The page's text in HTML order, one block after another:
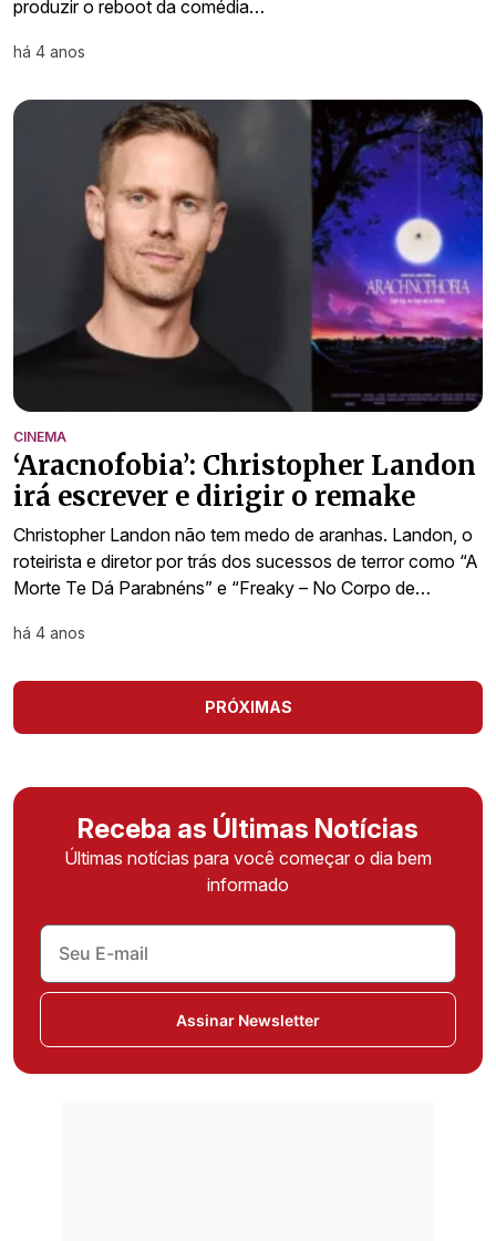
produzir o reboot da comédia…
há 4 anos
CINEMA
‘Aracnofobia’: Christopher Landon
irá escrever e dirigir o remake
Christopher Landon não tem medo de aranhas. Landon, o
roteirista e diretor por trás dos sucessos de terror como “A
Morte Te Dá Parabnéns” e “Freaky – No Corpo de…
há 4 anos
PRÓXIMAS
Receba as Últimas Notícias
Últimas notícias para você começar o dia bem
informado
Assinar Newsletter